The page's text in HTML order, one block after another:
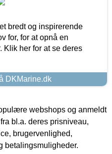
bredt og inspirerende
for, for at opnå en
Klik her for at se deres
DKMarine.dk
webshops og anmeldt
bl.a. deres prisniveau,
brugervenlighed,
betalingsmuligheder.